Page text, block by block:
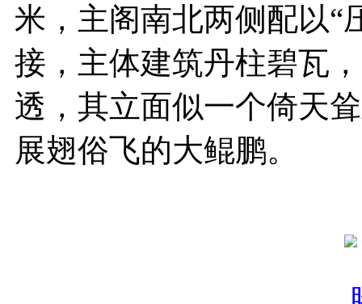
米，主阁南北两侧配以“
接，主体建筑丹柱碧瓦
透，其立面似一个倚天
展翅俗飞的大鲲鹏。